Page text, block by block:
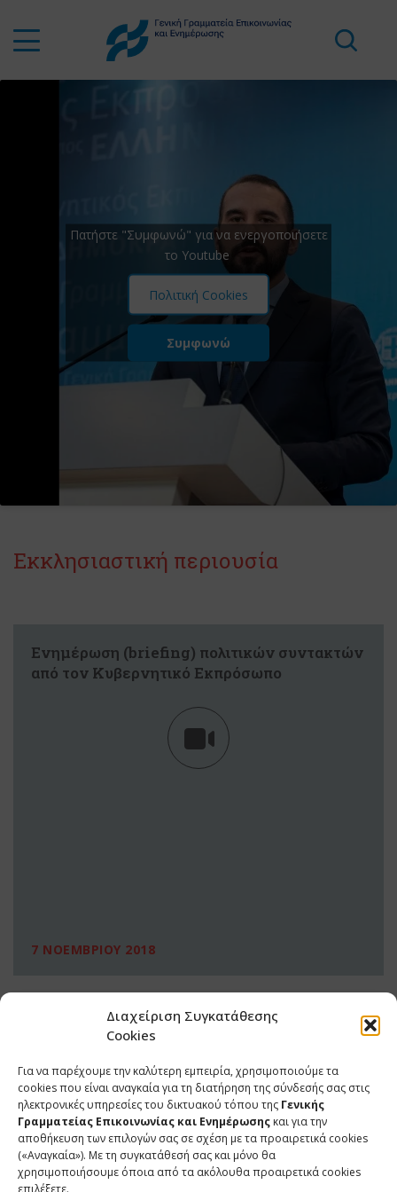
Διαχείριση Συγκατάθεσης
Cookies
Για να παρέχουμε την καλύτερη εμπειρία, χρησιμοποιούμε τα
cookies που είναι αναγκαία για τη διατήρηση της σύνδεσής σας στις
ηλεκτρονικές υπηρεσίες του δικτυακού τόπου της Γενικής
Γραμματείας Επικοινωνίας και Ενημέρωσης και για την
αποθήκευση των επιλογών σας σε σχέση με τα προαιρετικά cookies
(«Αναγκαία»). Με τη συγκατάθεσή σας και μόνο θα
χρησιμοποιήσουμε όποια από τα ακόλουθα προαιρετικά cookies
επιλέξετε.
Πατήστε "Συμφωνώ" για να ενεργοποιήσετε
το Youtube
Πολιτική Cookies
Συμφωνώ
Εκκλησιαστική περιουσία
Ενημέρωση (briefing) πολιτικών συντακτών
από τον Κυβερνητικό Εκπρόσωπo
7 ΝΟΕΜΒΡΙΟΥ 2018
ΕΠΙΚΟΙΝΩΝΙΑ